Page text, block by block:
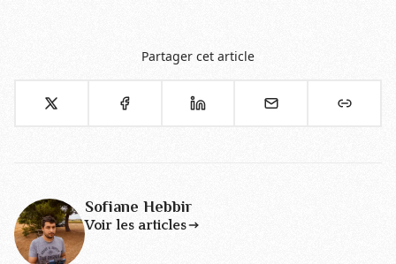
Partager cet article
Sofiane Hebbir
Voir les articles